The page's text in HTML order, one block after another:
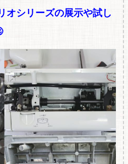
オシリーズの展示や試し